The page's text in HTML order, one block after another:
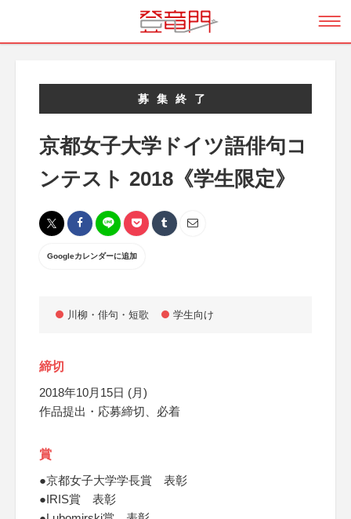
募集終了
京都女子大学ドイツ語俳句コ
ンテスト 2018《学生限定》
Googleカレンダーに追加
川柳・俳句・短歌 学生向け
締切
2018年10月15日 (月)
作品提出・応募締切、必着
賞
●京都女子大学学長賞 表彰
●IRIS賞 表彰